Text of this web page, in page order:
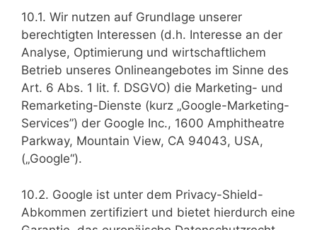
10.1. Wir nutzen auf Grundlage unserer
berechtigten Interessen (d.h. Interesse an der
Analyse, Optimierung und wirtschaftlichem
Betrieb unseres Onlineangebotes im Sinne des
Art. 6 Abs. 1 lit. f. DSGVO) die Marketing- und
Remarketing-Dienste (kurz „Google-Marketing-
Services”) der Google Inc., 1600 Amphitheatre
Parkway, Mountain View, CA 94043, USA,
(„Google“).
10.2. Google ist unter dem Privacy-Shield-
Abkommen zertifiziert und bietet hierdurch eine